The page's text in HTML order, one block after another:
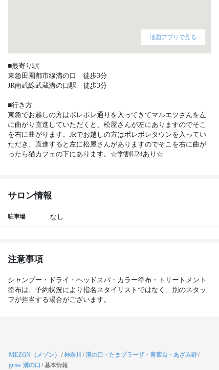
地図アプリで見る
■最寄り駅
東急田園都市線溝の口　徒歩3分
JR南武線武蔵溝の口駅　徒歩3分
■行き方
東急でお越しの方はポレポレ通りを入ってきてマルエツさんを左
に曲がり直進していただくと、松屋さんが左にありますのでそこ
を右に曲がります。JRでお越しの方はポレポレタウンを入ってい
ただき、直進すると左に松屋さんがありますのでそこを右に曲が
サロン情報
駐車場 なし
注意事項
シャンプー・ドライ・ヘッドスパ・カラー塗布・トリートメント
塗布は、予約状況により指名スタイリストではなく、別のスタッ
フが担当する場合がございます。
MEZON（メゾン） /神奈川 /溝の口・たまプラーザ・青葉台・あざみ野/
grow 溝の口 /基本情報